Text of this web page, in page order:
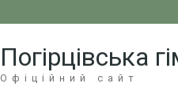
Погірцівська
Офіційний сайт